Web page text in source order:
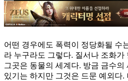
어떤 경우에도 폭력이 정당화될 수
라 누구라도 그렇다. 질서나 조화가
그곳은 동물의 세계다. 방금 금수의
있기는 하지만 그것은 드문 예외다.